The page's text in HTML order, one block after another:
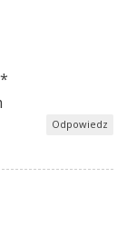
Odpowiedz